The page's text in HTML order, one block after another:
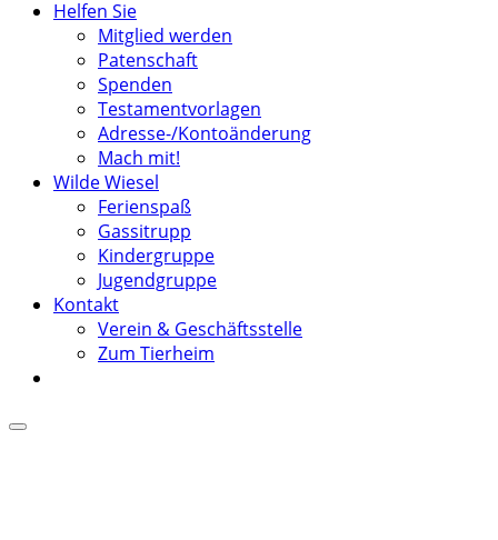
Helfen Sie
Mitglied werden
Patenschaft
Spenden
Testamentvorlagen
Adresse-/Kontoänderung
Mach mit!
Wilde Wiesel
Ferienspaß
Gassitrupp
Kindergruppe
Jugendgruppe
Kontakt
Verein & Geschäftsstelle
Zum Tierheim